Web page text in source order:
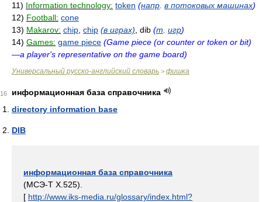
11) Information technology: token (напр в потоковых машинах)
12) Football: cone
13) Makarov: chip chip (в играх) , dib (т игр)
14) Games: game piece (Game piece (or counter or token or bit)
—a player's representative on the game board)
Универсальный русско-английский словарь > фишка
16
информационная база справочника
directory information base
DIB
информационная база справочника
(МСЭ-Т Х.525).
[ http://www.iks-media.ru/glossary/index.html?